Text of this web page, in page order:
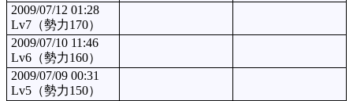
2009/07/12 01:28
Lv7（勢力170）
2009/07/10 11:46
Lv6（勢力160）
2009/07/09 00:31
Lv5（勢力150）